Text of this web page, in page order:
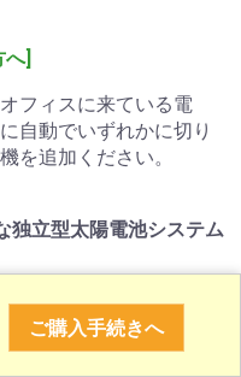
]
フィスに来ている電
自動でいずれかに切り
を追加ください。
独立型太陽電池システム
、山小屋、趣味のソー
電、船のバッテリー充
での道路標識や外灯で
ご購入手続きへ